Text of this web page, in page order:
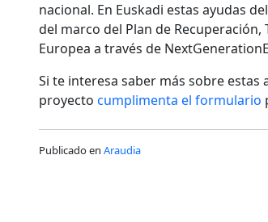
nacional. En Euskadi estas ayudas
del marco del Plan de
Europea a través de
Si te interesa saber más sobre
proyecto cumplimenta el formulario
Publicado en Araudia